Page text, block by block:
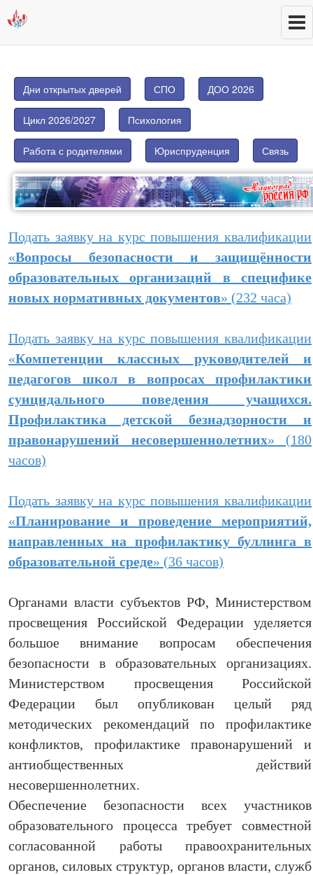
Дни открытых дверей СПО ДОО 2026
Цикл 2026/2027 Психология
Работа с родителями Юриспруденция Связь
Подать заявку на курс повышения квалификации
«Вопросы безопасности и защищённости
образовательных организаций в специфике
новых нормативных документов» (232 часа)
Подать заявку на курс повышения квалификации
«Компетенции классных руководителей и
педагогов школ в вопросах профилактики
суицидального поведения учащихся.
Профилактика детской безнадзорности и
правонарушений несовершеннолетних» (180
часов)
Подать заявку на курс повышения квалификации
«Планирование и проведение мероприятий,
направленных на профилактику буллинга в
образовательной среде» (36 часов)
Органами власти субъектов РФ, Министерством
просвещения Российской Федерации уделяется
большое внимание вопросам обеспечения
безопасности в образовательных организациях.
Министерством просвещения Российской
Федерации был опубликован целый ряд
методических рекомендаций по профилактике
конфликтов, профилактике правонарушений и
антиобщественных действий
несовершеннолетних.
Обеспечение безопасности всех участников
образовательного процесса требует совместной
согласованной работы правоохранительных
органов, силовых структур, органов власти, служб